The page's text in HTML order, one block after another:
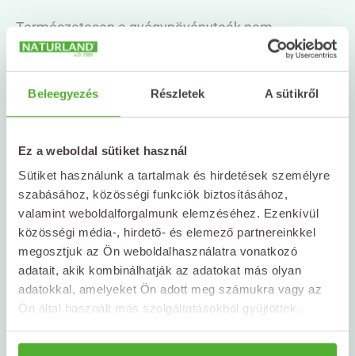
Beleegyezés Részletek A sütikről
Ez a weboldal sütiket használ
Sütiket használunk a tartalmak és hirdetések személyre
szabásához, közösségi funkciók biztosításához,
valamint weboldalforgalmunk elemzéséhez. Ezenkívül
közösségi média-, hirdető- és elemező partnereinkkel
megosztjuk az Ön weboldalhasználatra vonatkozó
adatait, akik kombinálhatják az adatokat más olyan
adatokkal, amelyeket Ön adott meg számukra vagy az
Ön által használt más szolgáltatásokból gyűjtöttek.
Természetesen a gyógynövényteák nem
helyettesítik az orvosi kezelést, és nem jelentenek
megoldást minden problémára. Ugyanakkor
egyszerű és praktikus kiegészítői lehetnek az
komfortérzetükre és a megszokott napi rutinjuk
egy részére.
Akár a gyömbér, a borsmenta vagy a kamilla
mellett döntesz, egy doboz tea könnyedén elfér a
bőröndben. Lehet, hogy végül nem lesz rá
szükséged, de ha mégis, örülni fogsz, hogy helyet
szorítottál neki a csomagban.
Naturland webshopjában!